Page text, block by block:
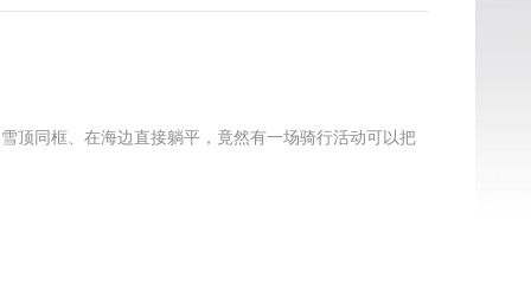
顶同框、在海边直接躺平，竟然有一场骑行活动可以把